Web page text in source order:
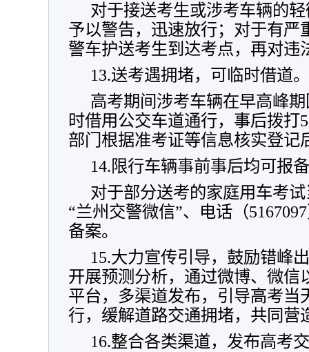
对于接送考生或涉考车辆的
予以警告，迅速放行；对于有严
警车护送考生到达考点，再对违
13.送考遇拥堵，可临时借道。
高考期间涉考车辆在早高峰
时借用公交车道通行，事后拨打
部门根据准考证等信息核实登记
14.限行车辆事前事后均可报
对于部分送考的家庭用车考
“兰州交警微信”、电话（
备案。
15.大力宣传引导，鼓励错峰
开展预测分析，通过微博、微信
平台，多渠道发布，引导高考当
行，缓解道路交通拥堵，共同营
16.整合各类渠道，发布高考